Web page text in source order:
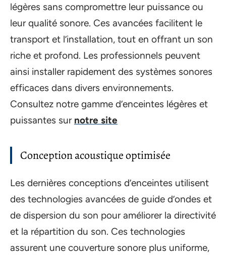
légères sans compromettre leur puissance ou
leur qualité sonore. Ces avancées facilitent le
transport et l’installation, tout en offrant un son
riche et profond. Les professionnels peuvent
ainsi installer rapidement des systèmes sonores
efficaces dans divers environnements.
Consultez notre gamme d’enceintes légères et
puissantes sur notre site
Conception acoustique optimisée
Les dernières conceptions d’enceintes utilisent
des technologies avancées de guide d’ondes et
de dispersion du son pour améliorer la directivité
et la répartition du son. Ces technologies
assurent une couverture sonore plus uniforme,